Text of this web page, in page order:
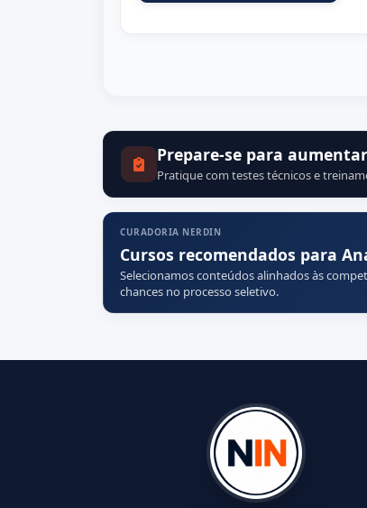
Prepare-se para
Pratique com testes técnicos e
CURADORIA NERDIN
Cursos recomendados para
Selecionamos conteúdos alinhados às
chances no processo seletivo.